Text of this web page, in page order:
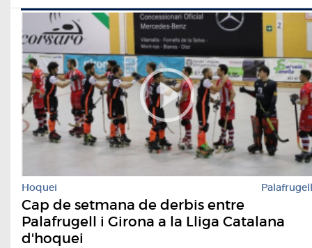
Hoquei Palafrugell
Cap de setmana de derbis entre
Palafrugell i Girona a la Lliga Catalana
d'hoquei